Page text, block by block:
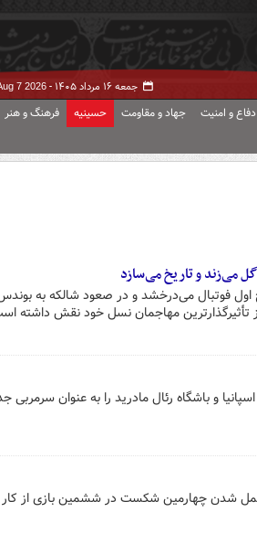
جمعه ۱۶ مرداد ۱۴۰۵ - 7 2026
دفاع و امنیت جهاد و مقاومت حسینیه فرهنگ و هنر
در سطح اول فوتبال می‌درخشد و در صعود شالکه به
تأثیرگذارترین مهاجمان نسل خود نقش داشته
و باشگاه رئال مادرید را به عنوان
شدن چهارمین شکست در ششمین بازی از کار